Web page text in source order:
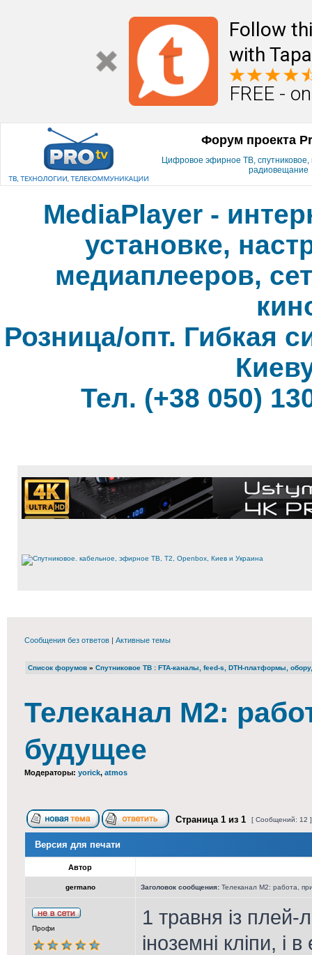
Follow
with
FREE -
Форум проекта
Цифровое эфирное ТВ, спутниковое,
радиовещание
MediaPlayer -
установке,
медиаплееров,
Розница/опт. Гибкая
Тел. (+38 050)
Сообщения без ответов | Активные темы
Список форумов » Cпутниковое ТВ : FTA-каналы, feed-s, DTH-платформы,
Телеканал М2:
будущее
Модераторы: yorick, atmos
Страница 1 из 1 [ Сообщений: 12
Версия для печати
Автор
germano Заголовок сообщения: Телеканал М2: работа,
Профи
1 травня із плей-
іноземні кліпи, і